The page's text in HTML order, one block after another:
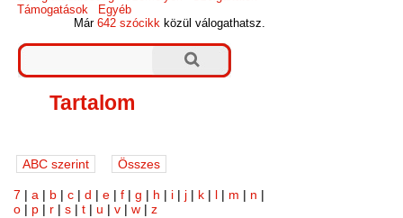
Támogatások
Egyéb
Már642 szócikk közül válogathatsz.
Tartalom
7 |a | b |c |d |e |f |g | h | i | j | k | l | m | n |
o | p | r |s |t |u |v |w |z